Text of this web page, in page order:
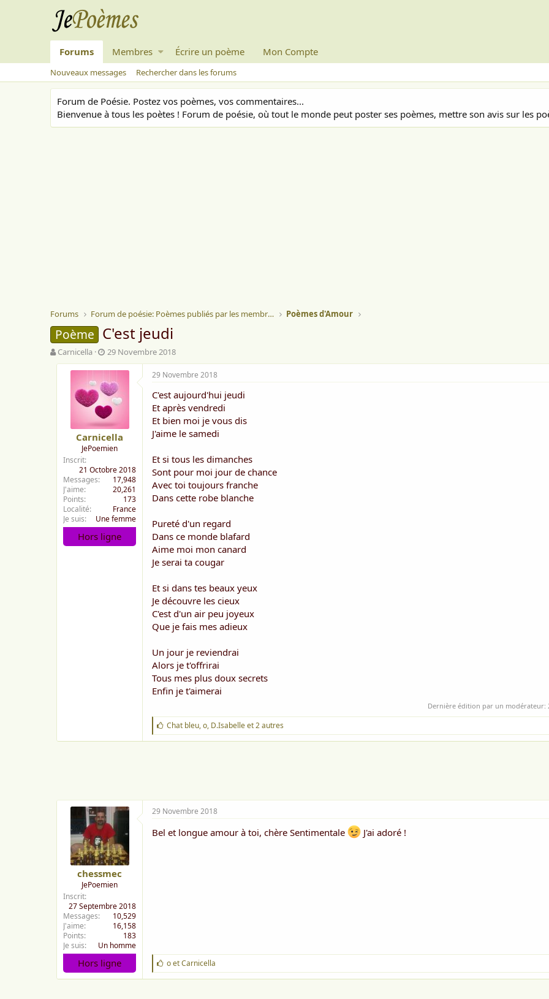
Forums Membres Écrire un poème Mon Compte
Nouveaux messages Rechercher dans les forums
Forum de Poésie. Postez vos poèmes, vos commentaires...
Bienvenue à tous les poètes ! Forum de poésie, où tout le monde peut poster ses poèmes, mettre son avis sur les
Forums Forum de poésie: Poèmes publiés par les membres Poèmes d'Amour
Poème C'est jeudi
A
u
Carnicella
D
a
t
e
d
e
d
é
b
u
29 Novembre 2018
Carnicella
JePoemien
Inscrit
21 Octobre 2018
Messages
17,948
J'aime
20,261
Points
173
Localité
France
Je suis
Une femme
Hors ligne
29 Novembre 2018
C'est aujourd'hui jeudi
Et après vendredi
Et bien moi je vous dis
J'aime le samedi
Et si tous les dimanches
Sont pour moi jour de chance
Avec toi toujours franche
Dans cette robe blanche
Pureté d'un regard
Dans ce monde blafard
Aime moi mon canard
Je serai ta cougar
Et si dans tes beaux yeux
Je découvre les cieux
C'est d'un air peu joyeux
Que je fais mes adieux
Un jour je reviendrai
Alors je t'offrirai
Tous mes plus doux secrets
Enfin je t'aimerai
Dernière édition par un modérateur:
J
'
a
Chat bleu,o, D.Isabelleet 2 autres
chessmec
JePoemien
Inscrit
27 Septembre 2018
Messages
10,529
J'aime
16,158
Points
183
Je suis
Un homme
Hors ligne
29 Novembre 2018
Bel et longue amour à toi, chère Sentimentale J'ai adoré !
J
'
a
oetCarnicella